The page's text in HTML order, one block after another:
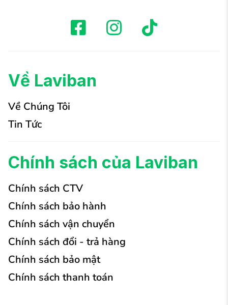
Về Laviban
Về Chúng Tôi
Tin Tức
Chính sách của Laviban
Chính sách CTV
Chính sách bảo hành
Chính sách vận chuyển
Chính sách đổi - trả hàng
Chính sách bảo mật
Chính sách thanh toán